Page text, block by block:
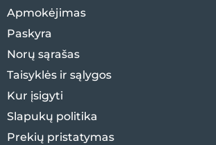
Apmokėjimas
Paskyra
Norų sąrašas
Taisyklės ir sąlygos
Kur įsigyti
Slapukų politika
Prekių pristatymas